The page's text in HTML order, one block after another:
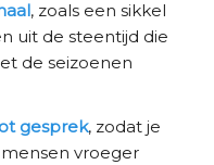
, zoals een sikkel
uit de steentijd die
de seizoenen
gesprek, zodat je
vroeger